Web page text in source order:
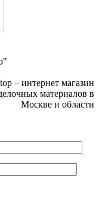
– интернет магазин
материалов в
Москве и области